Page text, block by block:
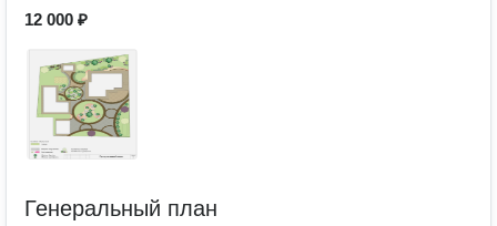
12 000 ₽
Генеральный план